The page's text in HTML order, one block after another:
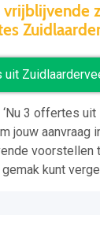
uit
3 offertes
jouw aanvraag
voorstellen
kunt